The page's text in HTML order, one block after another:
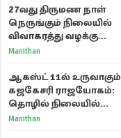
27வது திருமண நாள்
நெருங்கும் நிலையில்
விவாகரத்து வழக்கு
வாபஸ்! விஜய்யுடன்
Manithan
ஆகஸ்ட் 11ல் உருவாகும்
கஜகேசரி ராஜயோகம்:
தொழில் நிலையில்
அதிர்ஷ்டம் பெறும் 3
Manithan